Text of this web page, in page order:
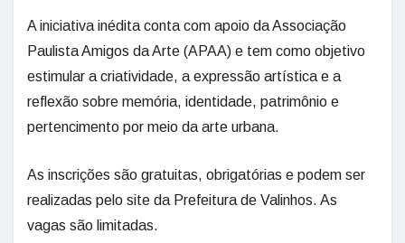
A iniciativa inédita conta com apoio da Associação
Paulista Amigos da Arte (APAA) e tem como objetivo
estimular a criatividade, a expressão artística e a
reflexão sobre memória, identidade, patrimônio e
pertencimento por meio da arte urbana.
As inscrições são gratuitas, obrigatórias e podem ser
realizadas pelo site da Prefeitura de Valinhos. As
vagas são limitadas.